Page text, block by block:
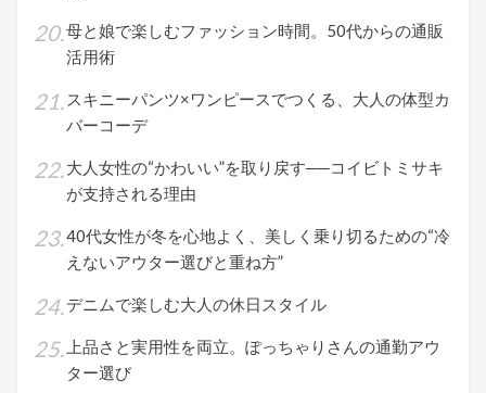
母と娘で楽しむファッション時間。50代からの通販
活用術
スキニーパンツ×ワンピースでつくる、大人の体型カ
バーコーデ
大人女性の“かわいい”を取り戻す──コイビトミサキ
が支持される理由
40代女性が冬を心地よく、美しく乗り切るための“冷
えないアウター選びと重ね方”
デニムで楽しむ大人の休日スタイル
上品さと実用性を両立。ぽっちゃりさんの通勤アウ
ター選び